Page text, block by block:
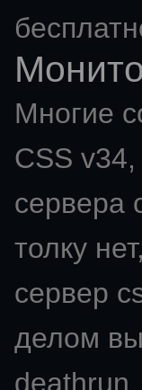
Многие
CSS v34,
сервера
толку
сервер
делом